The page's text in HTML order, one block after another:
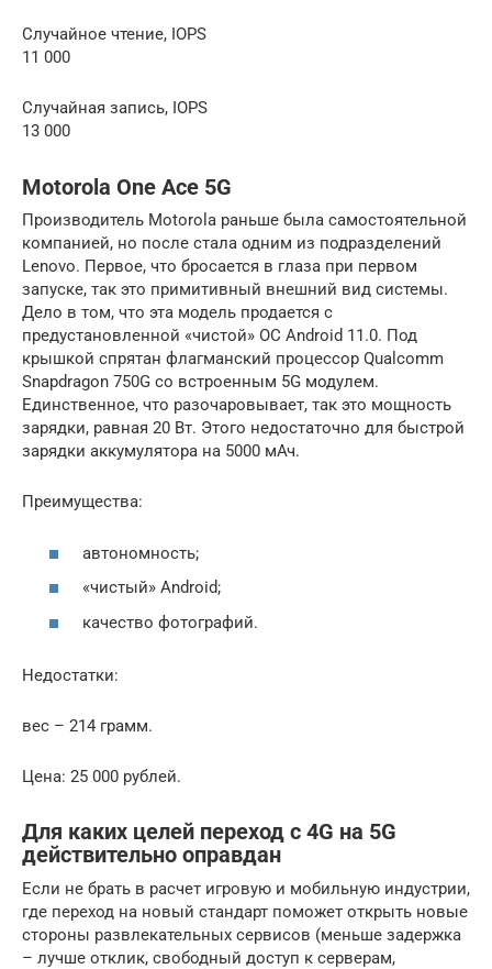
Случайное чтение, IOPS
11 000
Случайная запись, IOPS
13 000
Motorola One Ace 5G
Производитель Motorola раньше была самостоятельной
компанией, но после стала одним из подразделений
Lenovo. Первое, что бросается в глаза при первом
запуске, так это примитивный внешний вид системы.
Дело в том, что эта модель продается с
предустановленной «чистой» ОС Android 11.0. Под
крышкой спрятан флагманский процессор Qualcomm
Snapdragon 750G со встроенным 5G модулем.
Единственное, что разочаровывает, так это мощность
зарядки, равная 20 Вт. Этого недостаточно для быстрой
зарядки аккумулятора на 5000 мАч.
Преимущества:
автономность;
«чистый» Android;
качество фотографий.
Недостатки:
вес – 214 грамм.
Цена: 25 000 рублей.
Для каких целей переход с 4G на 5G
действительно оправдан
Если не брать в расчет игровую и мобильную индустрии,
где переход на новый стандарт поможет открыть новые
стороны развлекательных сервисов (меньше задержка
– лучше отклик, свободный доступ к серверам,